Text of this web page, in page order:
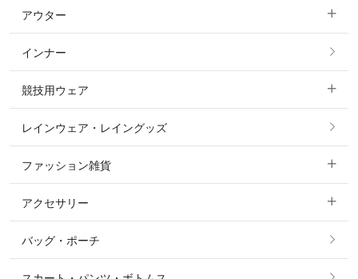
フルグリップ・尻革 キュロット
ニーグリップ・膝革 キュロット
すべてのトップス
ポロシャツ
カットソー・Tシャツ・タンクトップ
ニット・セーター
シャツ・ブラウス・ワンピース
アウター
すべてのアウター
コート
ジャケット・ブルゾン
インナー
競技用ウェア
すべての競技用ウェア
ショージャケット
ショーシャツ
レインウェア・レイングッズ
ファッション雑貨
すべてのファッション雑貨
ソックス
アクセサリー
すべてのアクセサリー
バッグ・ポーチ